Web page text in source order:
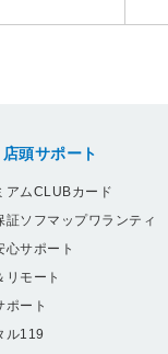
頭サポート
アムCLUBカード
証ソフマップワランティ
心サポート
リモート
ポート
ル119